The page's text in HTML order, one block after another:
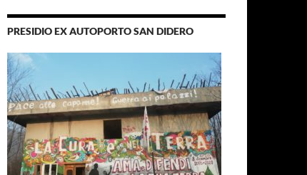
PRESIDIO EX AUTOPORTO SAN DIDERO